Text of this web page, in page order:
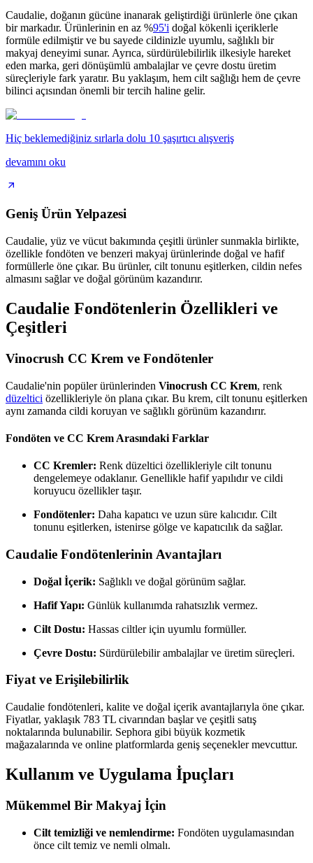
Caudalie, doğanın gücüne inanarak geliştirdiği ürünlerle öne çıkan
bir markadır. Ürünlerinin en az %95'i doğal kökenli içeriklerle
formüle edilmiştir ve bu sayede cildinizle uyumlu, sağlıklı bir
makyaj deneyimi sunar. Ayrıca, sürdürülebilirlik ilkesiyle hareket
eden marka, geri dönüşümlü ambalajlar ve çevre dostu üretim
süreçleriyle fark yaratır. Bu yaklaşım, hem cilt sağlığı hem de çevre
bilinci açısından önemli bir tercih haline gelir.
Hiç beklemediğiniz sırlarla dolu 10 şaşırtıcı alışveriş
devamını oku
Geniş Ürün Yelpazesi
Caudalie, yüz ve vücut bakımında çeşitli ürünler sunmakla birlikte,
özellikle fondöten ve benzeri makyaj ürünlerinde doğal ve hafif
formüllerle öne çıkar. Bu ürünler, cilt tonunu eşitlerken, cildin nefes
almasını sağlar ve doğal görünüm kazandırır.
Caudalie Fondötenlerin Özellikleri ve
Çeşitleri
Vinocrush CC Krem ve Fondötenler
Caudalie'nin popüler ürünlerinden Vinocrush CC Krem, renk
düzeltici özellikleriyle ön plana çıkar. Bu krem, cilt tonunu eşitlerken
aynı zamanda cildi koruyan ve sağlıklı görünüm kazandırır.
Fondöten ve CC Krem Arasındaki Farklar
CC Kremler: Renk düzeltici özellikleriyle cilt tonunu
dengelemeye odaklanır. Genellikle hafif yapılıdır ve cildi
koruyucu özellikler taşır.
Fondötenler: Daha kapatıcı ve uzun süre kalıcıdır. Cilt
tonunu eşitlerken, istenirse gölge ve kapatıcılık da sağlar.
Caudalie Fondötenlerinin Avantajları
Doğal İçerik: Sağlıklı ve doğal görünüm sağlar.
Hafif Yapı: Günlük kullanımda rahatsızlık vermez.
Cilt Dostu: Hassas ciltler için uyumlu formüller.
Çevre Dostu: Sürdürülebilir ambalajlar ve üretim süreçleri.
Fiyat ve Erişilebilirlik
Caudalie fondötenleri, kalite ve doğal içerik avantajlarıyla öne çıkar.
Fiyatlar, yaklaşık 783 TL civarından başlar ve çeşitli satış
noktalarında bulunabilir. Sephora gibi büyük kozmetik
mağazalarında ve online platformlarda geniş seçenekler mevcuttur.
Kullanım ve Uygulama İpuçları
Mükemmel Bir Makyaj İçin
Cilt temizliği ve nemlendirme: Fondöten uygulamasından
önce cilt temiz ve nemli olmalı.